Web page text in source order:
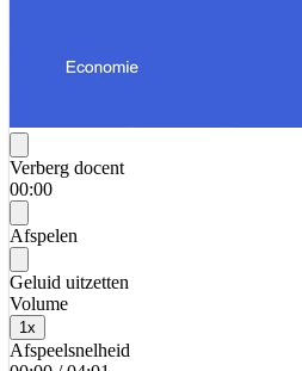
Verberg docent
00:00
Afspelen
Geluid uitzetten
Volume
1x
Afspeelsnelheid